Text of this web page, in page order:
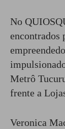
No
encontrados
Metrô
frente a
Veronica